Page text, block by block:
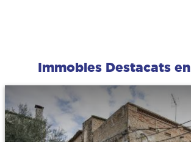
Immobles Destacats